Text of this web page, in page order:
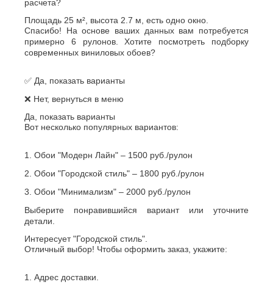
расчета?
Площадь 25 м², высота 2.7 м, есть одно окно.
Спасибо! На основе ваших данных вам потребуется
примерно 6 рулонов. Хотите посмотреть подборку
современных виниловых обоев?
✅ Да, показать варианты
❌ Нет, вернуться в меню
Да, показать варианты
Вот несколько популярных вариантов:
1. Обои "Модерн Лайн" – 1500 руб./рулон
2. Обои "Городской стиль" – 1800 руб./рулон
3. Обои "Минимализм" – 2000 руб./рулон
Выберите понравившийся вариант или уточните
детали.
Интересует "Городской стиль".
Отличный выбор! Чтобы оформить заказ, укажите:
1. Адрес доставки.